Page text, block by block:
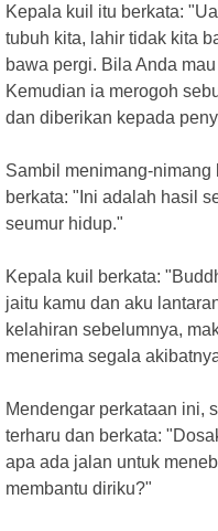
Kepala kuil itu berkata:
tubuh kita, lahir tidak kita
bawa pergi. Bila Anda
Kemudian ia merogoh
dan diberikan kepada
Sambil menimang-nimang
berkata: "Ini adalah hasil
seumur hidup."
Kepala kuil berkata:
jaitu kamu dan aku
kelahiran sebelumnya,
menerima segala
Mendengar perkataan ini,
terharu dan berkata:
apa ada jalan untuk
membantu diriku?"